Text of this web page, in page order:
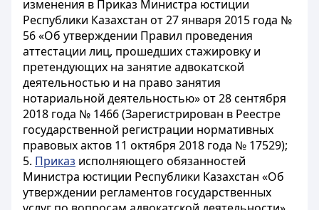
изменения в Приказ Министра юстиции
Республики Казахстан от 27 января 2015 года №
56 «Об утверждении Правил проведения
аттестации лиц, прошедших стажировку и
претендующих на занятие адвокатской
деятельностью и на право занятия
нотариальной деятельностью» от 28 сентября
2018 года № 1466 (Зарегистрирован в Реестре
государственной регистрации нормативных
правовых актов 11 октября 2018 года № 17529);
5. Приказ исполняющего обязанностей
Министра юстиции Республики Казахстан «Об
утверждении регламентов государственных